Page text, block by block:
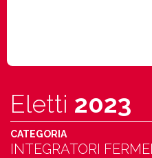
Eletti 2023
CATEGORIA
INTEGRATORI